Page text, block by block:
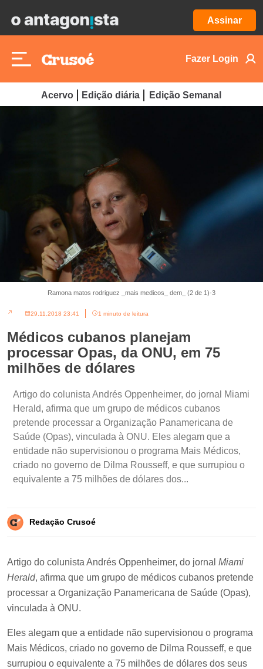
Assinar
Fazer Login
Acervo Edição diária Edição Semanal
Ramona matos rodriguez _mais medicos_ dem_ (2 de 1)-3
29.11.2018 23:41 1 minuto de leitura
Médicos cubanos planejam
processar Opas, da ONU, em 75
milhões de dólares
Artigo do colunista Andrés Oppenheimer, do jornal Miami
Herald, afirma que um grupo de médicos cubanos
pretende processar a Organização Panamericana de
Saúde (Opas), vinculada à ONU. Eles alegam que a
entidade não supervisionou o programa Mais Médicos,
criado no governo de Dilma Rousseff, e que surrupiou o
equivalente a 75 milhões de dólares dos...
Redação Crusoé
Artigo do colunista Andrés Oppenheimer, do jornal Miami
Herald, afirma que um grupo de médicos cubanos pretende
processar a Organização Panamericana de Saúde (Opas),
vinculada à ONU.
Eles alegam que a entidade não supervisionou o programa
Mais Médicos, criado no governo de Dilma Rousseff, e que
surrupiou o equivalente a 75 milhões de dólares dos seus